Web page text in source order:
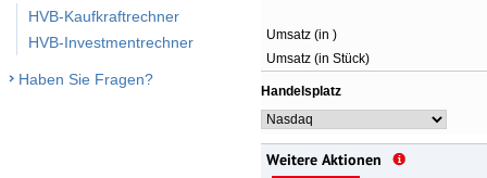
HVB-Kaufkraftrechner
HVB-Investmentrechner
Haben Sie Fragen?
Umsatz (in )
Umsatz (in Stück)
Handelsplatz
Weitere Aktionen